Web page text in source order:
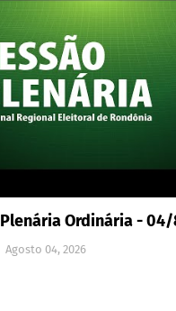
Plenária Ordinária -
Agosto 04, 2026